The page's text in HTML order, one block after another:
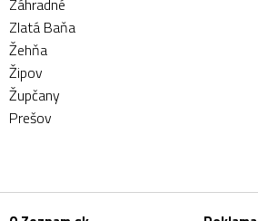
Záhradné
Zlatá Baňa
Žehňa
Žipov
Župčany
Prešov